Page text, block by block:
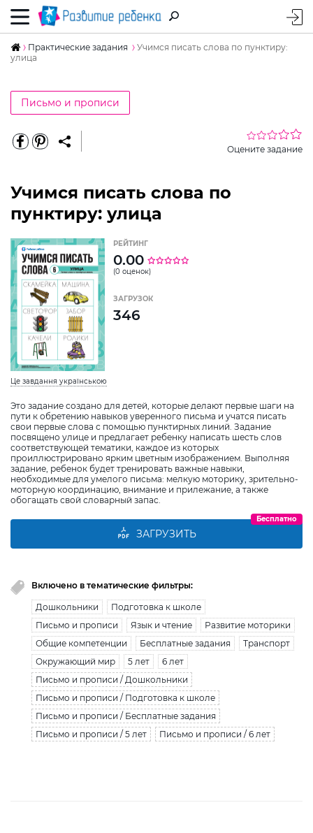
Практические задания
Учимся писать слова по пунктиру:
улица
Письмо и прописи
Оцените задание
Учимся писать слова по
пунктиру: улица
Це завдання українською
Это задание создано для детей, которые делают первые шаги на
пути к обретению навыков уверенного письма и учатся писать
свои первые слова с помощью пунктирных линий. Задание
посвящено улице и предлагает ребенку написать шесть слов
соответствующей тематики, каждое из которых
проиллюстрировано ярким цветным изображением. Выполняя
задание, ребенок будет тренировать важные навыки,
необходимые для умелого письма: мелкую моторику, зрительно-
моторную координацию, внимание и прилежание, а также
обогащать свой словарный запас.
РЕЙТИНГ
0.00
(0 оценок)
ЗАГРУЗОК
346
ЗАГРУЗИТЬ
Бесплатно
Включено в тематические фильтры:
Дошкольники
Подготовка к школе
Письмо и прописи
Язык и чтение
Развитие моторики
Общие компетенции
Бесплатные задания
Транспорт
Окружающий мир
5 лет
6 лет
Письмо и прописи / Дошкольники
Письмо и прописи / Подготовка к школе
Письмо и прописи / Бесплатные задания
Письмо и прописи / 5 лет
Письмо и прописи / 6 лет